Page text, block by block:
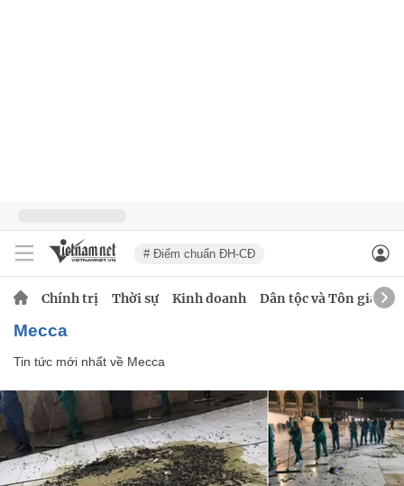
# Điểm chuẩn ĐH-CĐ
Chính trị Thời sự Kinh doanh Dân tộc và Tôn giáo
Mecca
Tin tức mới nhất về Mecca